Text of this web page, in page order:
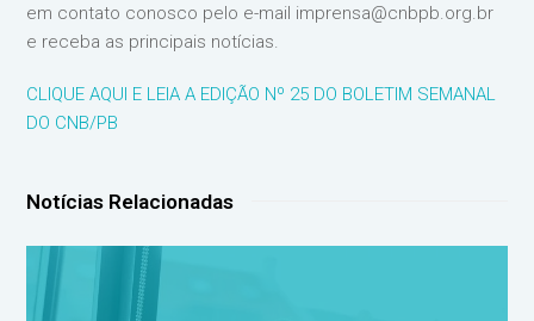
em contato conosco pelo e-mail imprensa@cnbpb.org.br
e receba as principais notícias.
CLIQUE AQUI E LEIA A EDIÇÃO Nº 25 DO BOLETIM SEMANAL
DO CNB/PB
Notícias Relacionadas